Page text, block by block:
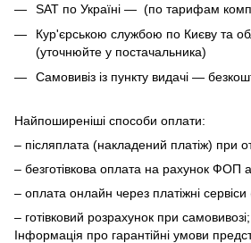
SAT по Україні — (по тарифам
Кур'єрською службою по Києву та
(уточнюйте у постачальника)
Самовивіз із пункту видачі —
Найпоширеніші способи оплати:
– післяплата (накладений платіж) при
– безготівкова оплата на рахунок ФОП
– оплата онлайн через платіжні сервіси
– готівковий розрахунок при самовивозі;
Інформація про гарантійні умови